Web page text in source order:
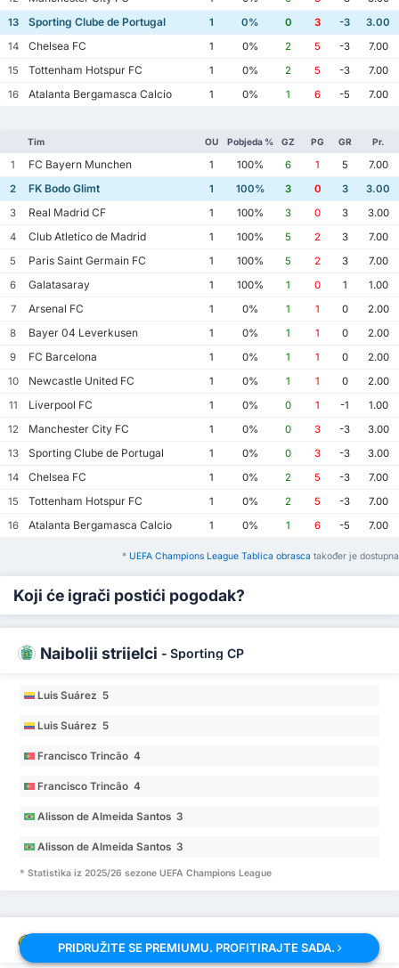
13
Sporting Clube de Portugal 1 0% 0 3 -3
3.00
14
Chelsea FC 1 0% 2 5 -3
7.00
15
Tottenham Hotspur FC 1 0% 2 5 -3
7.00
16
Atalanta Bergamasca Calcio 1 0% 1 6 -5 7.00
Tim OU Pobjeda % GZ PG GR Pr.
1 FC Bayern Munchen 1 100% 6 1 5
7.00
2
FK Bodo Glimt 1 100% 3 0 3
3.00
3
Real Madrid CF 1 100% 3 0 3
3.00
4
Club Atletico de Madrid 1 100% 5 2 3
7.00
5
Paris Saint Germain FC 1 100% 5 2 3
7.00
6
Galatasaray 1 100% 1 0 1
1.00
7
Arsenal FC 1 0% 1 1 0
2.00
8
Bayer 04 Leverkusen 1 0% 1 1 0
2.00
9
FC Barcelona 1 0% 1 1 0
2.00
10
Newcastle United FC 1 0% 1 1 0
2.00
11
Liverpool FC 1 0% 0 1 -1
1.00
12
Manchester City FC 1 0% 0 3 -3
3.00
13
Sporting Clube de Portugal 1 0% 0 3 -3
3.00
14
Chelsea FC 1 0% 2 5 -3
7.00
15
Tottenham Hotspur FC 1 0% 2 5 -3
7.00
16
Atalanta Bergamasca Calcio 1 0% 1 6 -5 7.00
* UEFA Champions League Tablica obrasca također je dostupna
Koji će igrači postići pogodak?
Najbolji strijelci - Sporting CP
Luis Suárez 5
Luis Suárez 5
Francisco Trincão 4
Francisco Trincão 4
Alisson de Almeida Santos 3
Alisson de Almeida Santos 3
* Statistika iz 2025/26 sezone UEFA Champions League
Najbolji strijelci-FK Bodo - Glimt
PRIDRUŽITE SE PREMIUMU. PROFITIRAJTE SADA.